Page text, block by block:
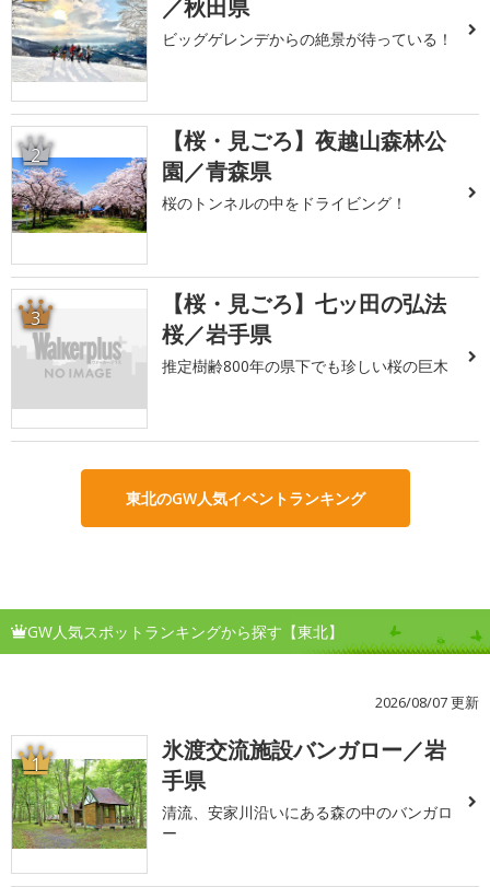
／秋田県
ビッグゲレンデからの絶景が待っている！
2
【桜・見ごろ】夜越山森林公
園／青森県
桜のトンネルの中をドライビング！
3
【桜・見ごろ】七ッ田の弘法
桜／岩手県
推定樹齢800年の県下でも珍しい桜の巨木
東北のGW人気イベントランキング
GW人気スポットランキングから探す【東北】
2026/08/07 更新
1
氷渡交流施設バンガロー／岩
手県
清流、安家川沿いにある森の中のバンガロ
ー